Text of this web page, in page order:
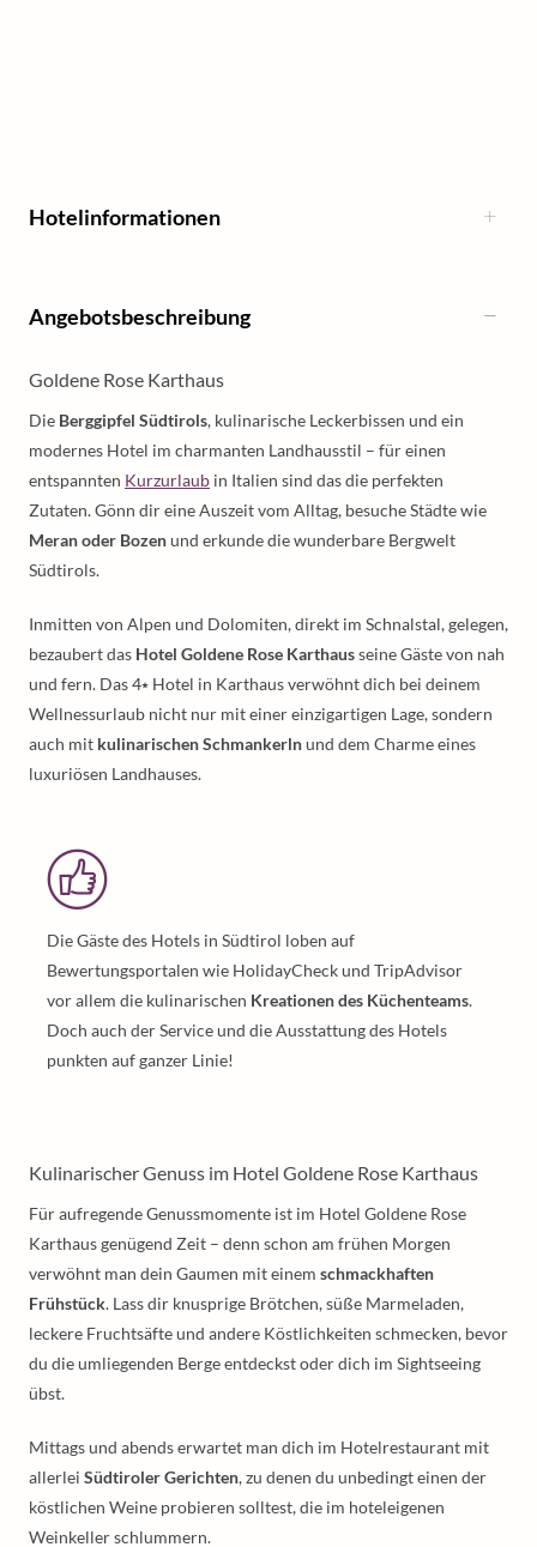
Hotelinformationen
Angebotsbeschreibung
Goldene Rose Karthaus
Die Berggipfel Südtirols, kulinarische Leckerbissen und ein
modernes Hotel im charmanten Landhausstil – für einen
entspannten Kurzurlaub in Italien sind das die perfekten
Zutaten. Gönn dir eine Auszeit vom Alltag, besuche Städte wie
Meran oder Bozenund erkunde die wunderbare Bergwelt
Südtirols.
Inmitten von Alpen und Dolomiten, direkt im Schnalstal, gelegen,
bezaubert das Hotel Goldene Rose Karthausseine Gäste von nah
und fern. Das 4⭑ Hotel in Karthaus verwöhnt dich bei deinem
Wellnessurlaub nicht nur mit einer einzigartigen Lage, sondern
auch mit kulinarischen Schmankerlnund dem Charme eines
luxuriösen Landhauses.
Die Gäste des Hotels in Südtirol loben auf
Bewertungsportalen wie HolidayCheck und TripAdvisor
vor allem die kulinarischen Kreationen des Küchenteams.
Doch auch der Service und die Ausstattung des Hotels
punkten auf ganzer Linie!
Kulinarischer Genuss im Hotel Goldene Rose Karthaus
Für aufregende Genussmomente ist im Hotel Goldene Rose
Karthaus genügend Zeit – denn schon am frühen Morgen
verwöhnt man dein Gaumen mit einem schmackhaften
Frühstück. Lass dir knusprige Brötchen, süße Marmeladen,
leckere Fruchtsäfte und andere Köstlichkeiten schmecken, bevor
du die umliegenden Berge entdeckst oder dich im Sightseeing
übst.
Mittags und abends erwartet man dich im Hotelrestaurant mit
allerlei Südtiroler Gerichten, zu denen du unbedingt einen der
köstlichen Weine probieren solltest, die im hoteleigenen
Weinkeller schlummern.